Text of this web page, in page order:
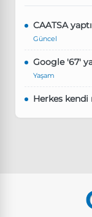
CAATSA
Güncel
Google '67'
Yaşam
Herkes kendi